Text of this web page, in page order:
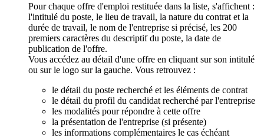
Pour chaque offre d'emploi restituée dans la liste, s'affichent :
l'intitulé du poste, le lieu de travail, la nature du contrat et la
durée de travail, le nom de l'entreprise si précisé, les 200
premiers caractères du descriptif du poste, la date de
publication de l'offre.
Vous accédez au détail d'une offre en cliquant sur son intitulé
ou sur le logo sur la gauche. Vous retrouvez :
le détail du poste recherché et les éléments de contrat
le détail du profil du candidat recherché par l'entreprise
les modalités pour répondre à cette offre
la présentation de l'entreprise (si présente)
les informations complémentaires le cas échéant